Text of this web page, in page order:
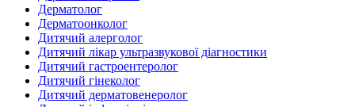
Дерматолог
Дерматоонколог
Дитячий алерголог
Дитячий лікар ультразвукової діагностики
Дитячий гастроентеролог
Дитячий гінеколог
Дитячий дерматовенеролог